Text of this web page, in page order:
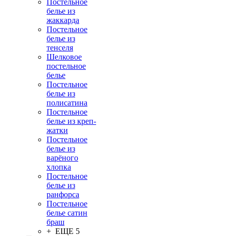
Постельное
белье из
жаккарда
Постельное
белье из
тенселя
Шелковое
постельное
белье
Постельное
белье из
полисатина
Постельное
белье из креп-
жатки
Постельное
белье из
варёного
хлопка
Постельное
белье из
ранфорса
Постельное
белье сатин
браш
+ ЕЩЕ 5